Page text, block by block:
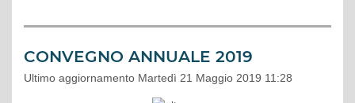
CONVEGNO ANNUALE 2019
Ultimo aggiornamento Martedì 21 Maggio 2019 11:28